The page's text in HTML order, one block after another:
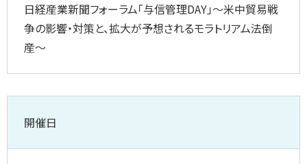
日経産業新聞フォーラム「与信管理DAY」～米中貿易戦
争の影響・対策と、拡大が予想されるモラトリアム法倒
産～
開催日